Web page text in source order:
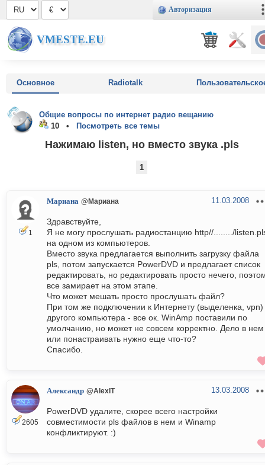
Авторизация
VMESTE.EU
Основное Radiotalk
Общие вопросы по интернет радио вещанию
10 •
Посмотреть все темы
Нажимаю listen, но вместо звука .pls
1
1
Мариана @Мариана 11.03.2008
Здравствуйте,
Я не могу прослушать радиостанцию http//......../
на одном из компьютеров.
Вместо звука предлагается выполнить загрузку файла
pls, потом запускается PowerDVD и предлагает список
редактировать, но редактировать просто нечего,
все замирает на этом этапе.
Что может мешать просто прослушать файл?
При том же подключении к Интернету (выделенка, vpn)
другого компьютера - все ок. WinAmp поставили по
умолчанию, но может не совсем корректно. Дело в нем
или понастраивать нужно еще что-то?
Спасибо.
2605
Александр @AlexIT 13.03.2008
PowerDVD удалите, скорее всего настройки
совместимости pls файлов в нем и Winamp
конфликтируют. :)